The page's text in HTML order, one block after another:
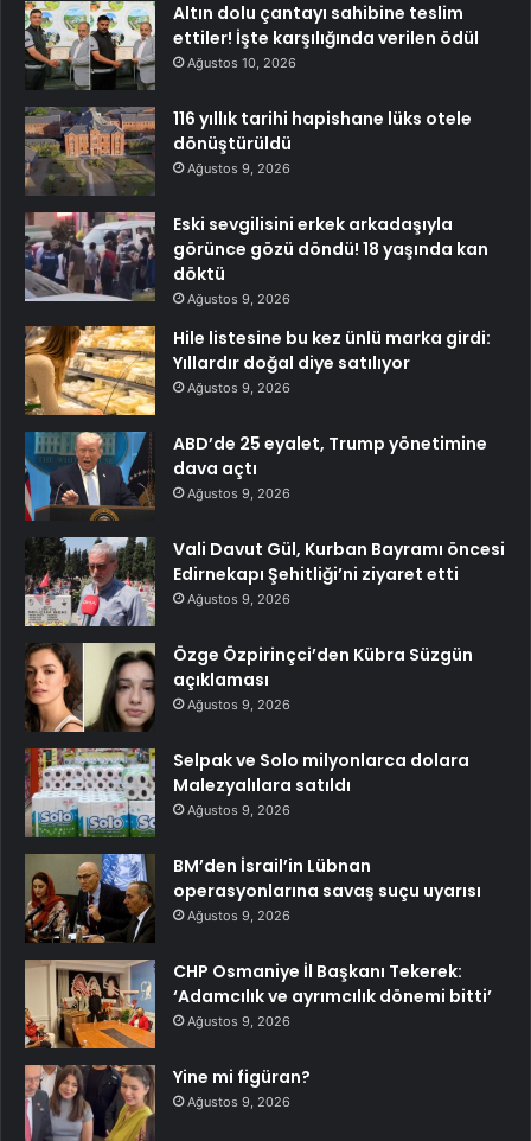
Altın dolu çantayı sahibine teslim
ettiler! İşte karşılığında verilen ödül
Ağustos 10, 2026
116 yıllık tarihi hapishane lüks otele
dönüştürüldü
Ağustos 9, 2026
Eski sevgilisini erkek arkadaşıyla
görünce gözü döndü! 18 yaşında kan
döktü
Ağustos 9, 2026
Hile listesine bu kez ünlü marka girdi:
Yıllardır doğal diye satılıyor
Ağustos 9, 2026
ABD’de 25 eyalet, Trump yönetimine
dava açtı
Ağustos 9, 2026
Vali Davut Gül, Kurban Bayramı öncesi
Edirnekapı Şehitliği’ni ziyaret etti
Ağustos 9, 2026
Özge Özpirinçci’den Kübra Süzgün
açıklaması
Ağustos 9, 2026
Selpak ve Solo milyonlarca dolara
Malezyalılara satıldı
Ağustos 9, 2026
BM’den İsrail’in Lübnan
operasyonlarına savaş suçu uyarısı
Ağustos 9, 2026
CHP Osmaniye İl Başkanı Tekerek:
‘Adamcılık ve ayrımcılık dönemi bitti’
Ağustos 9, 2026
Yine mi figüran?
Ağustos 9, 2026